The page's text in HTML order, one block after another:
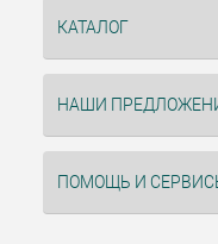
КАТАЛОГ
НАШИ
ПОМОЩЬ И